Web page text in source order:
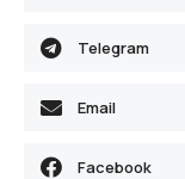
Telegram
Email
Facebook